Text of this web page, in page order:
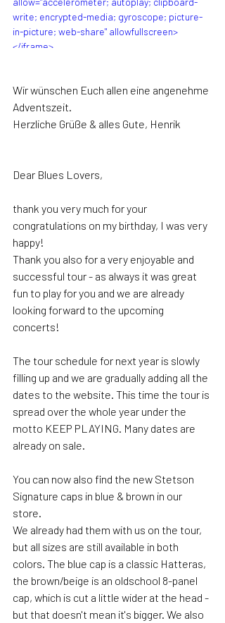
write; encrypted-media; gyroscope; picture-
in-picture; web-share" allowfullscreen>
</iframe>
Wir wünschen Euch allen eine angenehme
Adventszeit.
Herzliche Grüße & alles Gute, Henrik
Dear Blues Lovers,
thank you very much for your
congratulations on my birthday, I was very
happy!
Thank you also for a very enjoyable and
successful tour - as always it was great
fun to play for you and we are already
looking forward to the upcoming
concerts!
The tour schedule for next year is slowly
filling up and we are gradually adding all the
dates to the website. This time the tour is
spread over the whole year under the
motto KEEP PLAYING. Many dates are
already on sale.
You can now also find the new Stetson
Signature caps in blue & brown in our
store.
We already had them with us on the tour,
but all sizes are still available in both
colors. The blue cap is a classic Hatteras,
the brown/beige is an oldschool 8-panel
cap, which is cut a little wider at the head -
but that doesn't mean it's bigger. We also